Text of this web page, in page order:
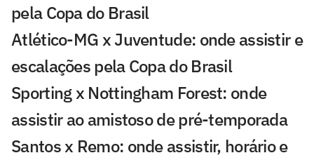
pela Copa do Brasil
Atlético-MG x Juventude: onde assistir e
escalações pela Copa do Brasil
Sporting x Nottingham Forest: onde
assistir ao amistoso de pré-temporada
Santos x Remo: onde assistir, horário e